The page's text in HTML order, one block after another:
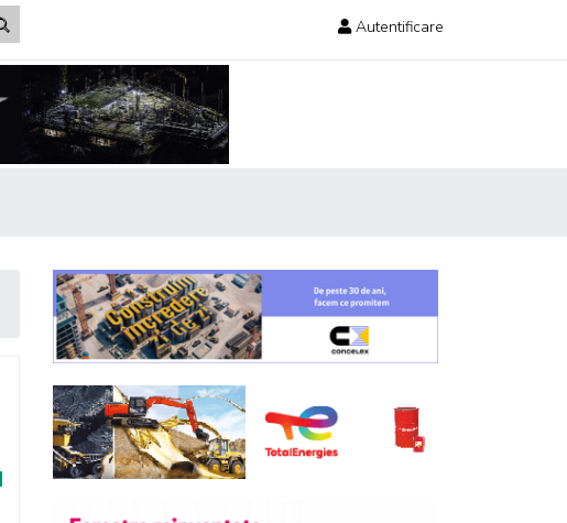
Autentificare